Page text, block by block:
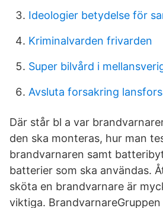
Ideologier betydelse för
Kriminalvarden frivarden
Super bilvård i
Avsluta forsakring
Där står bl a var
den ska monteras, hur man
brandvarnaren samt
batterier som ska användas.
sköta en brandvarnare är
viktiga.